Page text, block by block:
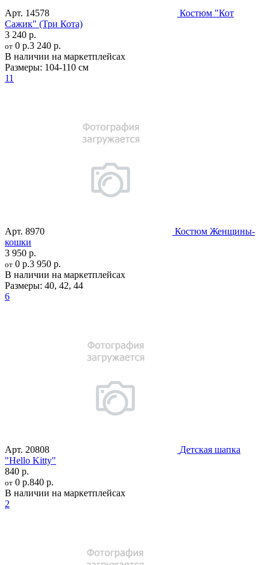
Арт. 14578
Костюм "Кот
Сажик" (Три Кота)
3 240 р.
от 0 р.3 240 р.
В наличии на маркетплейсах
Размеры: 104-110 см
11
Арт. 8970
Костюм Женщины-
кошки
3 950 р.
от 0 р.3 950 р.
В наличии на маркетплейсах
Размеры: 40, 42, 44
6
Арт. 20808
Детская шапка
"Hello Kitty"
840 р.
от 0 р.840 р.
В наличии на маркетплейсах
2